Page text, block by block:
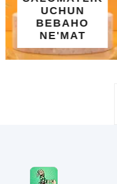
UMRA SAFARI
UCHUN
KAPILKA